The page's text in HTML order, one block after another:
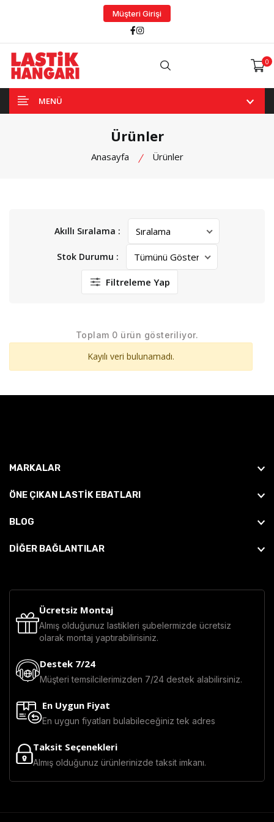
Müşteri Girişi
Facebook
Instagram
0
MENÜ
Ürünler
Anasayfa Ürünler
Akıllı Sıralama :
Stok Durumu :
Filtreleme Yap
Toplam 0 ürün gösteriliyor.
Kayılı veri bulunamadı.
MARKALAR
ÖNE ÇIKAN LASTIK EBATLARI
BLOG
DİĞER BAĞLANTILAR
Ücretsiz Montaj
Almış olduğunuz lastikleri şubelermizde ücretsiz
olarak montaj yaptırabilirisiniz.
Destek 7/24
Müşteri temsilcilerimizden 7/24 destek alabilirsiniz.
En Uygun Fiyat
En uygun fiyatları bulabileceğiniz tek adres
Taksit Seçenekleri
Almış olduğunuz ürünlerinizde taksit imkanı.